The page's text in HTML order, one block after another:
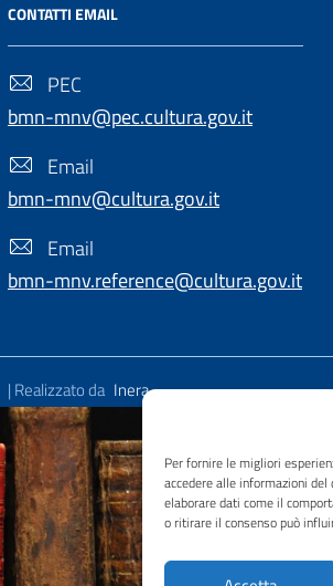
Per fornire le migliori
accedere alle informazioni
elaborare dati come il
o ritirare il consenso può
CONTATTI EMAIL
PEC
bmn-mnv@pec.cultura.gov.it
Email
bmn-mnv@cultura.gov.it
Email
bmn-mnv.reference@cultura.gov.it
| Realizzato da Inera